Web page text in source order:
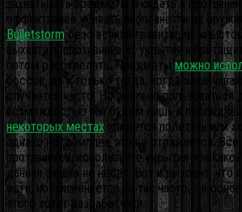
захватывать предметы и кидать в
эффективнее убивать инопланетян из
Bulletstormбезо всякой гравитации,
выхватить противника из укрытия и
потом расстрелять. Предметы можно
боссов, да и только тогда, когда
случается часто. Но реально пользоваться
возможностью мы будем лишь в
некоторых местах придется полетать или
однако на геймплее это не отражается. Все
противников, используете укрытия и
данная фишка не несет. Вот и выходит, что
есть, но применяется не так часто – в
этого хотят разработчики.